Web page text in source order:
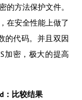
的方法保护文件。
在安全性能上做了
的代码。并且双因
加密，极大的提高
：比较结果